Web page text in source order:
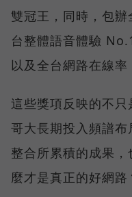
雙冠王，同時，包
台整體語音體驗
以及全台網路在線率
這些獎項反映的不
哥大長期投入頻譜
整合所累積的成果
麼才是真正的好網路